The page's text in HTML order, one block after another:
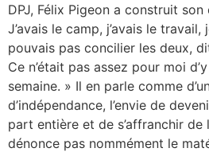
DPJ, Félix Pigeon a construit son
J’avais le camp, j’avais le
pouvais pas concilier les deux,
Ce n’était pas assez pour moi
semaine. » Il en parle comme
d’indépendance, l’envie de
part entière et de s’affranchir de
dénonce pas nommément le